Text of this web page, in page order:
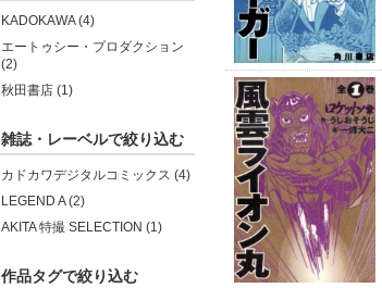
KADOKAWA (4)
エートゥシー・プロダクション
(2)
秋田書店 (1)
雑誌・レーベルで絞り込む
カドカワデジタルコミックス (4)
LEGEND A (2)
AKITA 特撮 SELECTION (1)
作品タグで絞り込む